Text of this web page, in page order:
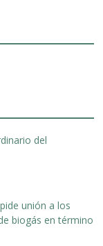
del
unión a los
biogás en término